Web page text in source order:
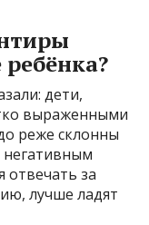
дети,
выраженными
реже склонны
негативным
отвечать за
лучше ладят